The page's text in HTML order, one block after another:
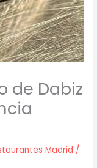
de Dabiz
Madrid /